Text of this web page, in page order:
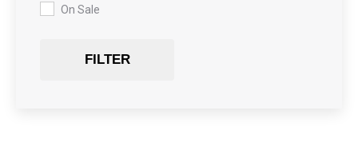
DATA RECOVERY
On Sale
FILTER